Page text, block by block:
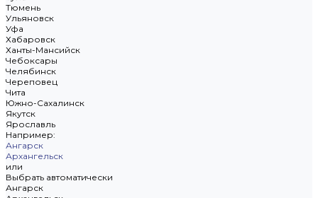
Тюмень
Ульяновск
Уфа
Хабаровск
Ханты-Мансийск
Чебоксары
Челябинск
Череповец
Чита
Южно-Сахалинск
Якутск
Ярославль
Например:
Ангарск
Архангельск
или
Выбрать автоматически
Ангарск